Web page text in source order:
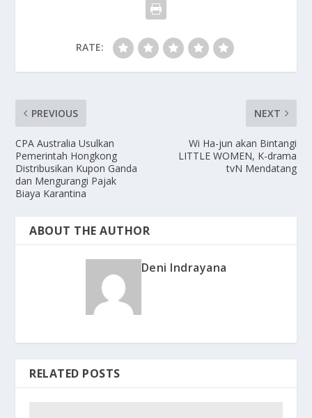
RATE:
PREVIOUS
CPA Australia Usulkan
Pemerintah Hongkong
Distribusikan Kupon Ganda
dan Mengurangi Pajak
Biaya Karantina
NEXT
Wi Ha-jun akan Bintangi
LITTLE WOMEN, K-drama
tvN Mendatang
ABOUT THE AUTHOR
Deni Indrayana
RELATED POSTS